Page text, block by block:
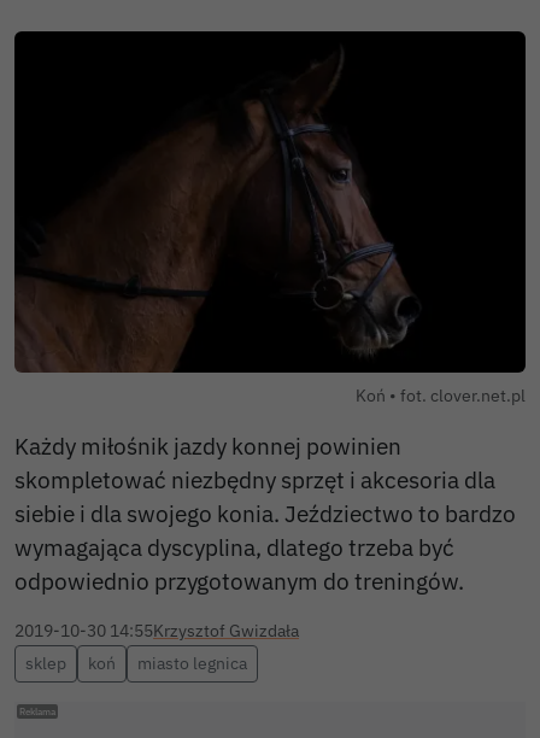
Koń • fot. clover.net.pl
Każdy miłośnik jazdy konnej powinien
skompletować niezbędny sprzęt i akcesoria dla
siebie i dla swojego konia. Jeździectwo to bardzo
wymagająca dyscyplina, dlatego trzeba być
odpowiednio przygotowanym do treningów.
2019-10-30 14:55Krzysztof Gwizdała
sklep
koń miasto legnica